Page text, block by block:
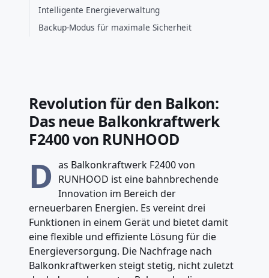
Intelligente Energieverwaltung
Backup-Modus für maximale Sicherheit
Revolution für den Balkon:
Das neue Balkonkraftwerk
F2400 von RUNHOOD
D as Balkonkraftwerk F2400 von
RUNHOOD ist eine bahnbrechende
Innovation im Bereich der
erneuerbaren Energien. Es vereint drei
Funktionen in einem Gerät und bietet damit
eine flexible und effiziente Lösung für die
Energieversorgung. Die Nachfrage nach
Balkonkraftwerken steigt stetig, nicht zuletzt